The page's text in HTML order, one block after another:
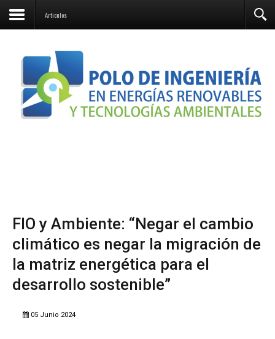
Articulos
FIO y Ambiente: “Negar el cambio
climático es negar la migración de
la matriz energética para el
desarrollo sostenible”
05 Junio 2024